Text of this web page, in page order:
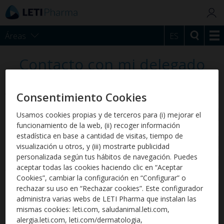
Áreas ES
Contacto con mi delegado
Veterinaria*
Correo
electrónico*
Población*
Número de
teléfono*
Mensaje*
Consentimiento Cookies
Usamos cookies propias y de terceros para (i) mejorar el
funcionamiento de la web, (ii) recoger información
estadística en base a cantidad de visitas, tiempo de
visualización u otros, y (iii) mostrarte publicidad
personalizada según tus hábitos de navegación. Puedes
aceptar todas las cookies haciendo clic en “Aceptar
Cookies”, cambiar la configuración en “Configurar” o
rechazar su uso en “Rechazar cookies”. Este configurador
administra varias webs de LETI Pharma que instalan las
mismas cookies: leti.com, saludanimal.leti.com,
alergia.leti.com, leti.com/dermatologia,